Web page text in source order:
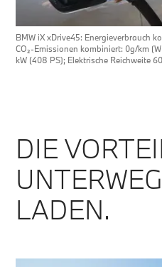
BMW iX xDrive45: Energieverbrauch
CO₂-Emissionen kombiniert: 0g/km
kW (408 PS); Elektrische Reichweite
DIE
LADEN.